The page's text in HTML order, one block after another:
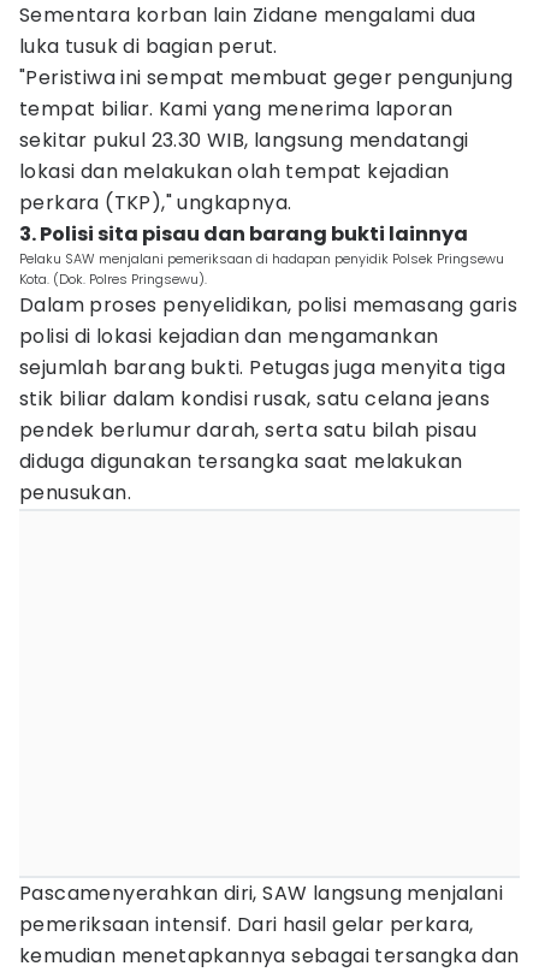
Sementara korban lain Zidane mengalami dua
luka tusuk di bagian perut.
"Peristiwa ini sempat membuat geger pengunjung
tempat biliar. Kami yang menerima laporan
sekitar pukul 23.30 WIB, langsung mendatangi
lokasi dan melakukan olah tempat kejadian
perkara (TKP)," ungkapnya.
3. Polisi sita pisau dan barang bukti lainnya
Pelaku SAW menjalani pemeriksaan di hadapan penyidik Polsek Pringsewu
Kota. (Dok. Polres Pringsewu).
Dalam proses penyelidikan, polisi memasang garis
polisi di lokasi kejadian dan mengamankan
sejumlah barang bukti. Petugas juga menyita tiga
stik biliar dalam kondisi rusak, satu celana jeans
pendek berlumur darah, serta satu bilah pisau
diduga digunakan tersangka saat melakukan
penusukan.
Pascamenyerahkan diri, SAW langsung menjalani
pemeriksaan intensif. Dari hasil gelar perkara,
kemudian menetapkannya sebagai tersangka dan